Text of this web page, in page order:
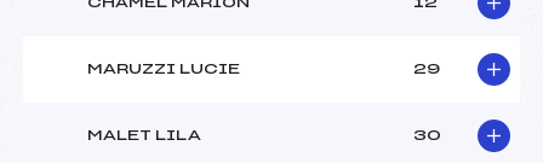
CHAMEL MARION 12
MARUZZI LUCIE 29
MALET LILA 30